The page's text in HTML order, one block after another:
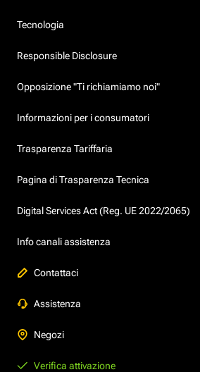
Tecnologia
Responsible Disclosure
Opposizione "Ti richiamiamo noi"
Informazioni per i consumatori
Trasparenza Tariffaria
Pagina di Trasparenza Tecnica
Digital Services Act (Reg. UE 2022/2065)
Info canali assistenza
Contattaci
Assistenza
Negozi
Verifica attivazione